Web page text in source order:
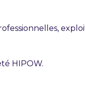
HIPOW.